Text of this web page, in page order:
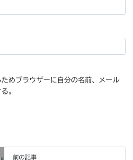
めブラウザーに自分の名前、メール
。
前の記事